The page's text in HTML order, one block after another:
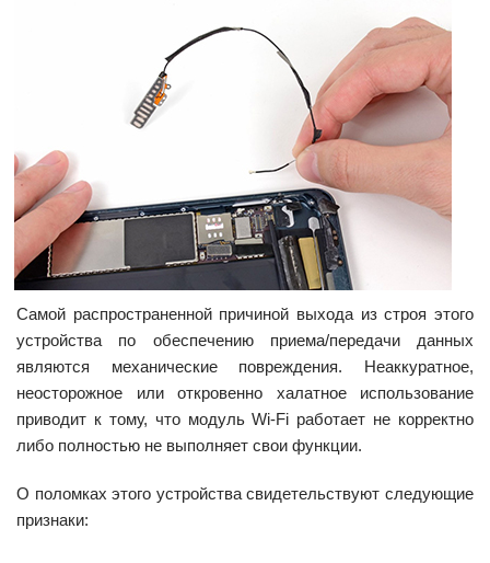
Самой распространенной причиной выхода из строя этого
устройства по обеспечению приема/передачи данных
являются механические повреждения. Неаккуратное,
неосторожное или откровенно халатное использование
приводит к тому, что модуль Wi-Fi работает не корректно
либо полностью не выполняет свои функции.
О поломках этого устройства свидетельствуют следующие
признаки: